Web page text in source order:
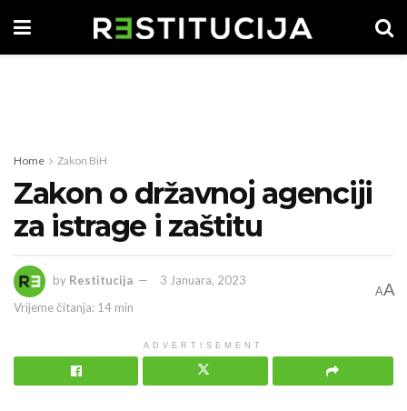
Home Zakon BiH
Zakon o državnoj agenciji
za istrage i zaštitu
by Restitucija
3 Januara, 2023
Vrijeme čitanja: 14 min
AA
ADVERTISEMENT